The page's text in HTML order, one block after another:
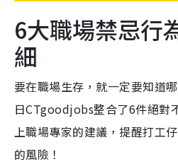
6大職場禁忌行
細
要在職場生存，就一定要知道
日CTgoodjobs整合了6件絕對
上職場專家的建議，提醒打工
的風險！